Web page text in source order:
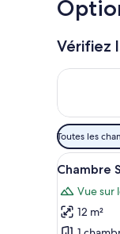
Vérifiez
Vérifier la
Filtres
pour
chambres
Toutes les
Afficher
toutes
les
photos
4
Chambre
Vue sur
12 m²